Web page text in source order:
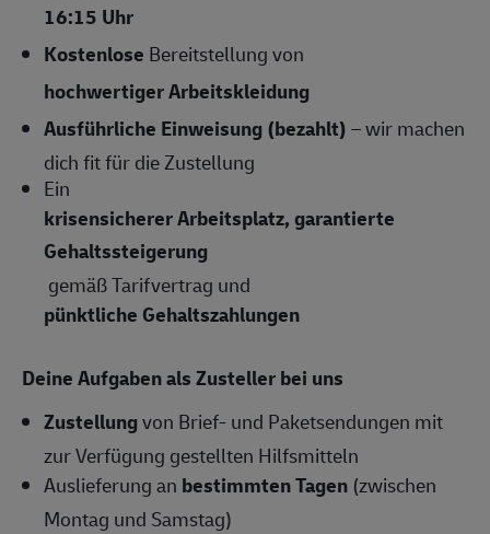
16:15 Uhr
Kostenlose Bereitstellung von
hochwertiger Arbeitskleidung
Ausführliche Einweisung (bezahlt)– wir machen
dich fit für die Zustellung
Ein
krisensicherer Arbeitsplatz, garantierte
Gehaltssteigerung
gemäß Tarifvertrag und
pünktliche Gehaltszahlungen
Deine Aufgaben als Zusteller bei uns
Zustellungvon Brief- und Paketsendungen mit
zur Verfügung gestellten Hilfsmitteln
Auslieferung an bestimmten Tagen (zwischen
Montag und Samstag)